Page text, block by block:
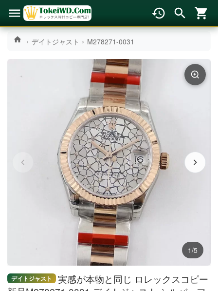
デイトジャスト M278271-0031
1/5
デイトジャスト
実感が本物と同じ ロレックスコピー